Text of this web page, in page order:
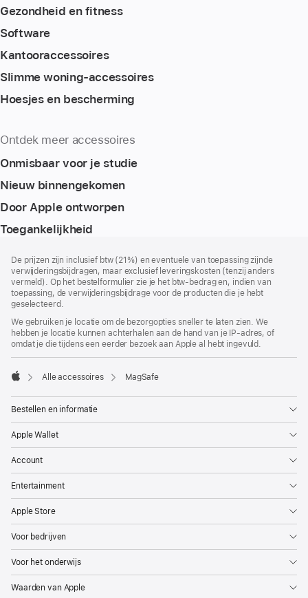
Gezondheid en fitness
Software
Kantoor­accessoires
Slimme woning-accessoires
Hoesjes en bescherming
Ontdek meer accessoires
Onmisbaar voor je studie
Nieuw binnengekomen
Door Apple ontworpen
Toegankelijkheid
De prijzen zijn inclusief btw (21%) en eventuele van toepassing zijnde
verwijderingsbijdragen, maar exclusief leveringskosten (tenzij anders
vermeld). Op het bestelformulier zie je het btw-bedrag en, indien van
toepassing, de verwijderingsbijdrage voor de producten die je hebt
geselecteerd.
We gebruiken je locatie om de bezorgopties sneller te laten zien. We
hebben je locatie kunnen achterhalen aan de hand van je IP-adres, of
omdat je die tijdens een eerder bezoek aan Apple al hebt ingevuld.
Alle accessoires MagSafe
Bestellen en informatie
Apple Wallet
Account
Entertainment
Apple Store
Voor bedrijven
Voor het onderwijs
Waarden van Apple